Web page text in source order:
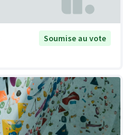
Soumise au vote